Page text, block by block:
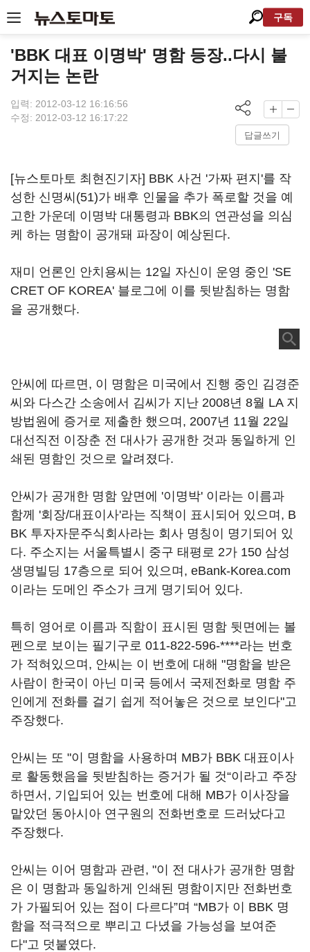
구독
'BBK 대표 이명박' 명함 등장..다시 불
거지는 논란
입력: 2012-03-12 16:16:56
수정: 2012-03-12 16:17:22
답글쓰기
[뉴스토마토 최현진기자] BBK 사건 '가짜 편지'를 작
성한 신명씨(51)가 배후 인물을 추가 폭로할 것을 예
고한 가운데 이명박 대통령과 BBK의 연관성을 의심
케 하는 명함이 공개돼 파장이 예상된다.
재미 언론인 안치용씨는 12일 자신이 운영 중인 'SE
CRET OF KOREA' 블로그에 이를 뒷받침하는 명함
을 공개했다.
안씨에 따르면, 이 명함은 미국에서 진행 중인 김경준
씨와 다스간 소송에서 김씨가 지난 2008년 8월 LA 지
방법원에 증거로 제출한 했으며, 2007년 11월 22일
대선직전 이장춘 전 대사가 공개한 것과 동일하게 인
쇄된 명함인 것으로 알려졌다.
안씨가 공개한 명함 앞면에 '이명박' 이라는 이름과
함께 '회장/대표이사'라는 직책이 표시되어 있으며, B
BK 투자자문주식회사라는 회사 명칭이 명기되어 있
다. 주소지는 서울특별시 중구 태평로 2가 150 삼성
생명빌딩 17층으로 되어 있으며, eBank-Korea.com
이라는 도메인 주소가 크게 명기되어 있다.
특히 영어로 이름과 직함이 표시된 명함 뒷면에는 볼
펜으로 보이는 필기구로 011-822-596-****라는 번호
가 적혀있으며, 안씨는 이 번호에 대해 "명함을 받은
사람이 한국이 아닌 미국 등에서 국제전화로 명함 주
인에게 전화를 걸기 쉽게 적어놓은 것으로 보인다"고
주장했다.
안씨는 또 "이 명함을 사용하며 MB가 BBK 대표이사
로 활동했음을 뒷받침하는 증거가 될 것“이라고 주장
하면서, 기입되어 있는 번호에 대해 MB가 이사장을
맡았던 동아시아 연구원의 전화번호로 드러났다고
주장했다.
안씨는 이어 명함과 관련, "이 전 대사가 공개한 명함
은 이 명함과 동일하게 인쇄된 명함이지만 전화번호
가 가필되어 있는 점이 다르다”며 “MB가 이 BBK 명
함을 적극적으로 뿌리고 다녔을 가능성을 보여준
다"고 덧붙였다.